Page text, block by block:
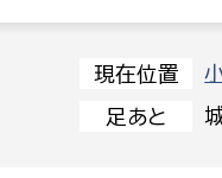
いざというと
対象者を選択
組織から探す
部に属さない
現在位置
足あと